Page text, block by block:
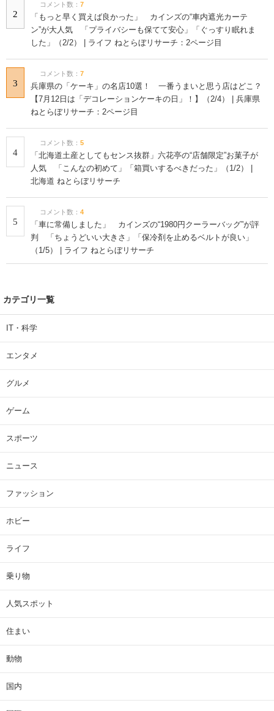
コメントランキング
1
コメント数：21
一番好きな「韓国の男性俳優」は？【2026年版・人気投票実施
中】 | 芸能人 ねとらぼリサーチ
2
コメント数：
「もっと早く買えば良かった」 カインズの“車内遮光カーテ
ン”が大人気 「プライバシーも保てて安心」「ぐっすり眠れま
した」（2/2） | ライフ ねとらぼリサーチ：2ページ目
3
コメント数： 7
兵庫県の「ケーキ」の名店10選！ 一番うまいと思う店はどこ？
【7月12日は「デコレーションケーキの日」！】（2/4） | 兵庫県
ねとらぼリサーチ：2ページ目
4
コメント数： 5
北海道 ねとらぼリサーチ
カテゴリ一覧
IT・科学
エンタメ
グルメ
ゲーム
スポーツ
ニュース
ファッション
ホビー
ライフ
乗り物